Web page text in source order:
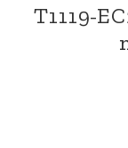
T1119-